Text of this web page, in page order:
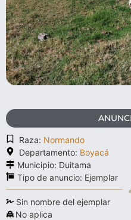
Raza: Normando
Departamento: Boyacá
Municipio: Duitama
Tipo de anuncio: Ejemplar
Sin nombre del ejemplar
No aplica